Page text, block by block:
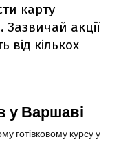
карту
Зазвичай акції
від кількох